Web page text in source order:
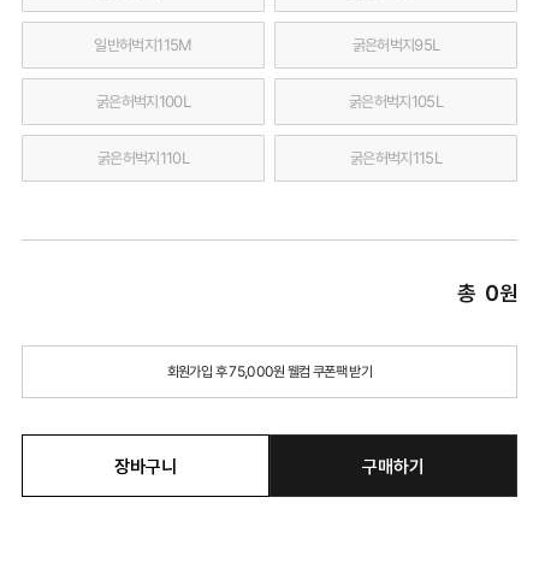
일반허벅지115M 굵은허벅지95L
굵은허벅지100L 굵은허벅지105L
굵은허벅지110L 굵은허벅지115L
총 0원
회원가입 후 75,000원 웰컴 쿠폰팩 받기
장바구니 구매하기